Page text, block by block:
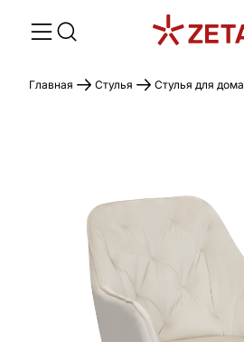
Главная Стулья Стулья для дома